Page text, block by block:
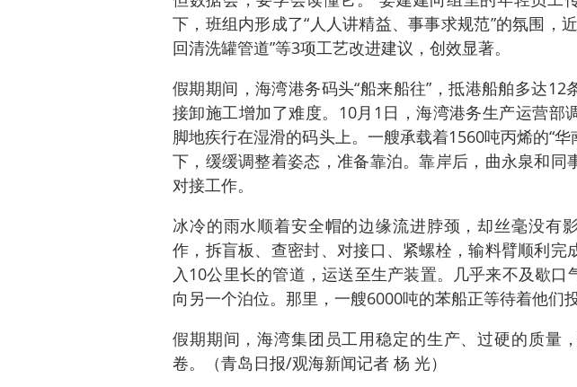
下，班组内形成了“人人讲精益、事事求规范”的氛围，
回清洗罐管道”等3项工艺改进建议，创效显著。
假期期间，海湾港务码头“船来船往”，抵港船舶多达12
接卸施工增加了难度。10月1日，海湾港务生产运营部
脚地疾行在湿滑的码头上。一艘承载着1560吨丙烯的“
下，缓缓调整着姿态，准备靠泊。靠岸后，曲永泉和同
对接工作。
冰冷的雨水顺着安全帽的边缘流进脖颈，却丝毫没有
作，拆盲板、查密封、对接口、紧螺栓，输料臂顺利完
入10公里长的管道，运送至生产装置。几乎来不及歇口
向另一个泊位。那里，一艘6000吨的苯船正等待着他们
假期期间，海湾集团员工用稳定的生产、过硬的质量
卷。（青岛日报/观海新闻记者 杨 光）